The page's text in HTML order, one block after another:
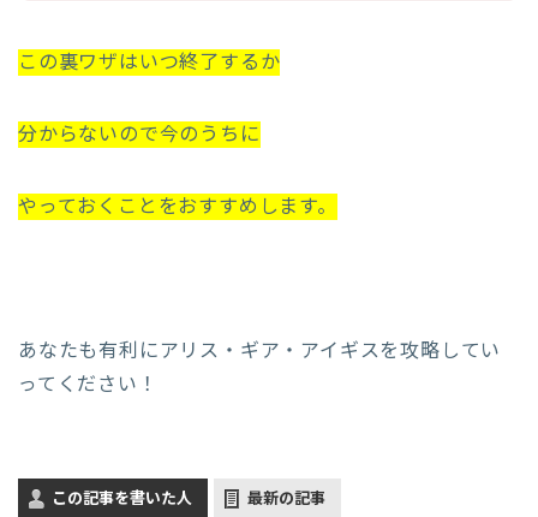
この裏ワザはいつ終了するか
分からないので今のうちに
やっておくことをおすすめします。
あなたも有利にアリス・ギア・アイギスを攻略してい
ってください！
この記事を書いた人 最新の記事